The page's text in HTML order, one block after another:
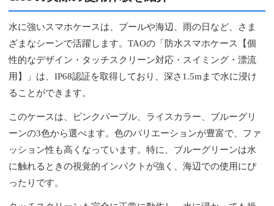
水に強いスマホケースは、プールや海辺、雨の日など、さま
ざまなシーンで活躍します。TAOの「防水スマホケース【個
性的なデザイン・タッチスクリーン対応・スイミング・漂流
用】」は、IP68認証を取得しており、深さ1.5mまで水に浸け
ることができます。
このケースは、ピンクパープル、ライスカラー、ブルーグリ
ーンの3色から選べます。色のバリエーションが豊富で、ファ
ッション性も高くなっています。特に、ブルーグリーンは水
に触れるときの視覚的インパクトが強く、海辺での使用にぴ
ったりです。